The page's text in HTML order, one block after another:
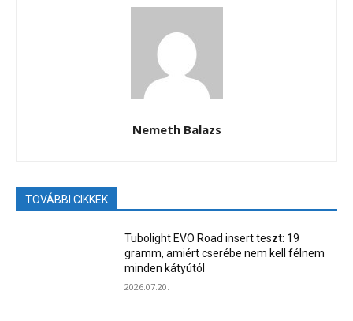
Nemeth Balazs
TOVÁBBI CIKKEK
Tubolight EVO Road insert teszt: 19
gramm, amiért cserébe nem kell félnem
minden kátyútól
2026.07.20.